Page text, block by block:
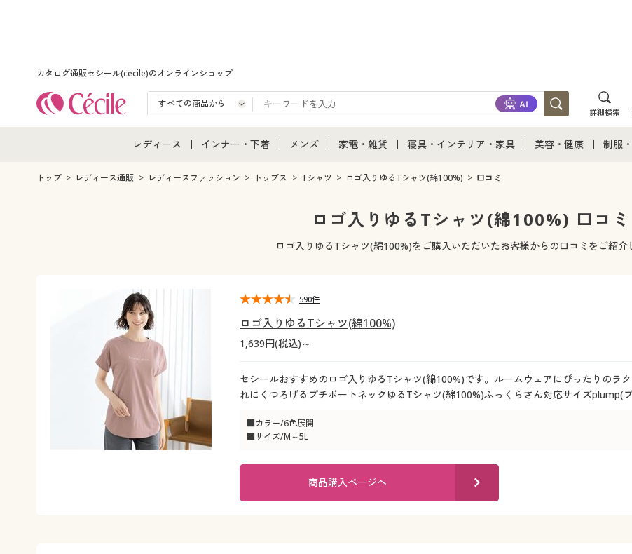
カタログ通販セシール(cecile)のオンラインショップ
詳細検索
レディース
レディース通販すべて
インナー・下着
インナー・下着通販すべて
メンズ
メンズ通販すべて
メンズファッション
メンズ下着
家電・雑貨
家電・雑貨すべて
家電
キッチン・雑貨・日用品
寝具・インテリア・家具
寝具・インテリア・家具通販すべて
家具・収納
寝具・ベッド
美容・健康
美容・健康・サプリメ
制服
制服
ジュ
トップ レディース通販 レディースファッション トップス Tシャツ ロゴ入りゆるTシャツ(綿100%) 口コミ
ロゴ入りゆるTシャツ(綿100%) 口コミ
ロゴ入りゆるTシャツ(綿100%)をご購入いただいたお客様からの口コミをご紹介
ロゴ入りゆるTシャツ(綿100%)
1,639円(税込)～
セシールおすすめのロゴ入りゆるTシャツ(綿100%)です。ルームウェアにぴったりのラ
れにくつろげるプチボートネックゆるTシャツ(綿100%)ふっくらさん対応サイズplump(
■カラー/6色展開
■サイズ/M～5L
590件
商品購入ページへ